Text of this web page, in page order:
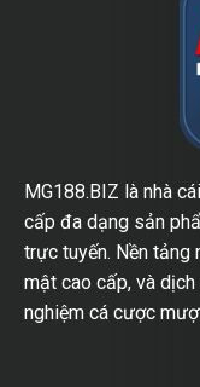
MG188.BIZ là nhà
cấp đa dạng sản
trực tuyến. Nền tảng
mật cao cấp, và
nghiệm cá cược